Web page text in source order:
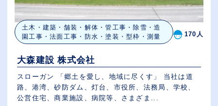
土木・建築・舗装・解体・管工事・除雪・造
園工事・法面工事・防水・塗装・型枠・測量
170人
大森建設 株式会社
スローガン 「郷土を愛し、地域に尽くす」 当社は道
路、港湾、砂防ダム、灯台、市役所、法務局、学校、
公営住宅、商業施設、病院等、さまざま...